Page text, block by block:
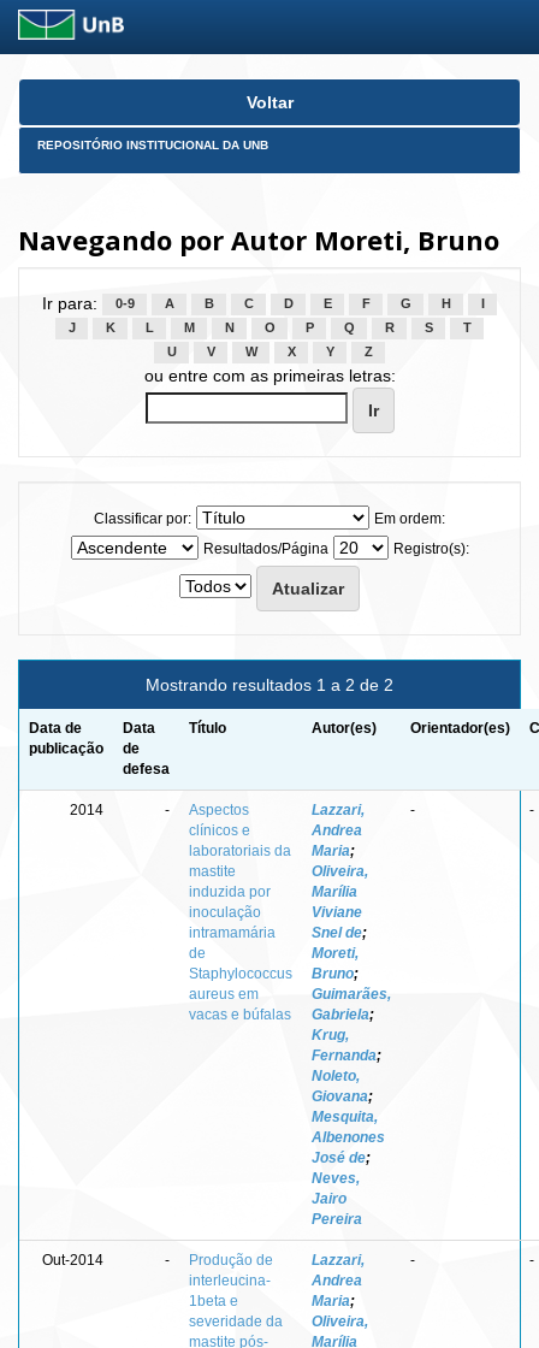
Skip
Voltar
REPOSITÓRIO INSTITUCIONAL DA UNB
Navegando por Autor Moreti, Bruno
Ir para: 0-9 A B C D E F G H
J
K L M N O P Q R S
T
U
V W X Y Z
ou entre com as primeiras letras:
Classificar por:
Em ordem:
Resultados/Página
Registro(s):
Mostrando resultados 1 a 2 de 2
Data de
publicação
Data
de
defesa
Título Autor(es) Orientador(es)
2014 -
Aspectos
clínicos e
laboratoriais da
mastite
induzida por
inoculação
intramamária
de
Staphylococcus
aureus em
vacas e búfalas
Lazzari,
Andrea
Maria;
Oliveira,
Marília
Viviane
Snel de;
Moreti,
Bruno;
Guimarães,
Gabriela;
Krug,
Fernanda;
Noleto,
Giovana;
Mesquita,
Albenones
José de;
Neves,
Jairo
Pereira
- -
Out-2014 -
Produção de
interleucina-
1beta e
severidade da
mastite pós-
Lazzari,
Andrea
Maria;
Oliveira,
Marília
- -